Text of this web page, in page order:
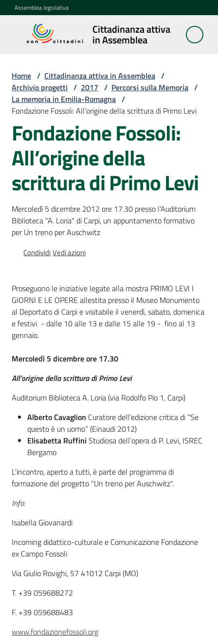
Vai al contenuto
Vai alla navigazione
Vai al footer
Assemblea legislativa
Cittadinanza attiva
in Assemblea
Cittadinanza
attiva in
Concittadini
Porte
aperte
in
Assemblea
Mostre
Percorsi
sulla
memoria
Seguici
su
Assemblea
legislativa
Assemblea
Attività
Argomenti
Per i media
Home / Cittadinanza attiva in Assemblea /
Archivio progetti / 2017 / Percorsi sulla Memoria /
La memoria in Emilia-Romagna /
Fondazione Fossoli: All’origine della scrittura di Primo Levi
Fondazione Fossoli:
All’origine della
scrittura di Primo Levi
Mercoledì 5 dicembre 2012 ore 17.30 presso l'Auditorium
Biblioteca "A. Loria" di Carpi, un appuntamento formativo
per Un treno per Auschwitz
CondividiVedi azioni
Proseguono le iniziative legate alla mostra PRIMO LEVI I
GIORNI E LE OPERE allestita presso il Museo Monumento
al Deportato di Carpi e visitabile il venerdì, sabato, domenica
e festivi - dalle 10 alle 13 e dalle 15 alle 19 - fino al 13
gennaio.
Mercoledì 5 dicembre ore 17.30
All’origine della scrittura di Primo Levi
Auditorium Biblioteca A. Loria (via Rodolfo Pio 1, Carpi)
Alberto Cavaglion Curatore dell’edizione critica di “Se
questo è un uomo” (Einaudi 2012)
Elisabetta Ruffini Studiosa dell’opera di P. Levi, ISREC
Bergamo
L'incontro, aperto a tutti, è parte del programma di
formazione del progetto "Un treno per Auschwitz".
Info:
Isabella Giovanardi
Incoming didattico-culturale e Comunicazione Fondazione
ex Campo Fossoli
Via Giulio Rovighi, 57 41012 Carpi (MO)
T. +39 059688272
F. +39 059688483
www.fondazionefossoli.org